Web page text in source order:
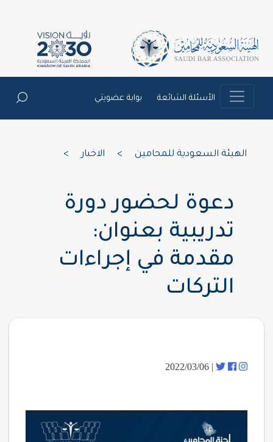
الأسئلة الشائعة بوابة عضويتي
الهيئة السعودية للمحامين الاخبار
دعوة لحضور دورة
تدريبية بعنوان:
مقدمة في إجراءات
التركات
| 2022/03/06